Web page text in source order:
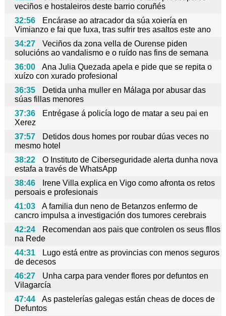
veciños e hostaleiros deste barrio coruñés
32:56
Encárase ao atracador da súa xoiería en
Vimianzo e fai que fuxa, tras sufrir tres asaltos este ano
34:27
Veciños da zona vella de Ourense piden
solucións ao vandalismo e o ruído nas fins de semana
36:00
Ana Julia Quezada apela e pide que se repita o
xuízo con xurado profesional
36:35
Detida unha muller en Málaga por abusar das
súas fillas menores
37:36
Entrégase á policía logo de matar a seu pai en
Xerez
37:57
Detidos dous homes por roubar dúas veces no
mesmo hotel
38:22
O Instituto de Ciberseguridade alerta dunha nova
estafa a través de WhatsApp
38:46
Irene Villa explica en Vigo como afronta os retos
persoais e profesionais
41:03
A familia dun neno de Betanzos enfermo de
cancro impulsa a investigación dos tumores cerebrais
42:24
Recomendan aos pais que controlen os seus fllos
na Rede
44:31
Lugo está entre as provincias con menos seguros
de decesos
46:27
Unha carpa para vender flores por defuntos en
Vilagarcía
47:44
As pastelerías galegas están cheas de doces de
Defuntos